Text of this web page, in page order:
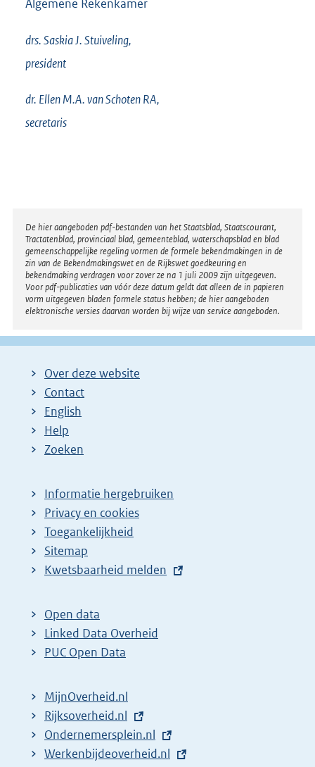
Algemene Rekenkamer
drs. Saskia J.Stuiveling,
president
dr. Ellen M.A. vanSchoten RA,
secretaris
Disclaimer
De hier aangeboden pdf-bestanden van het Staatsblad, Staatscourant,
Tractatenblad, provinciaal blad, gemeenteblad, waterschapsblad en blad
gemeenschappelijke regeling vormen de formele bekendmakingen in de
zin van de Bekendmakingswet en de Rijkswet goedkeuring en
bekendmaking verdragen voor zover ze na 1 juli 2009 zijn uitgegeven.
Voor pdf-publicaties van vóór deze datum geldt dat alleen de in papieren
vorm uitgegeven bladen formele status hebben; de hier aangeboden
elektronische versies daarvan worden bij wijze van service aangeboden.
Over deze website
Contact
English
Help
Zoeken
Informatie hergebruiken
Privacy en cookies
Toegankelijkheid
Sitemap
E
t
e
r
l
i
n
k
Kwetsbaarheid melden
Open data
Linked Data Overheid
PUC Open Data
MijnOverheid.nl
E
x
t
Rijksoverheid.nl
E
x
Ondernemersplein.nl
E
Werkenbijdeoverheid.nl